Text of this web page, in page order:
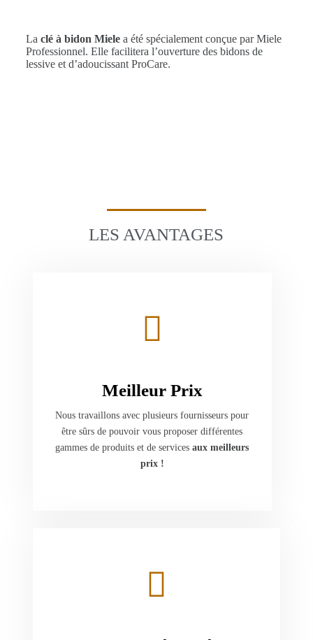
La clé à bidon Mielea été spécialement conçue par Miele
Professionnel. Elle facilitera l’ouverture des bidons de
lessive et d’adoucissant ProCare.
LES AVANTAGES
Meilleur Prix
Nous travaillons avec plusieurs fournisseurs pour
être sûrs de pouvoir vous proposer différentes
gammes de produits et de servicesaux meilleurs
prix !